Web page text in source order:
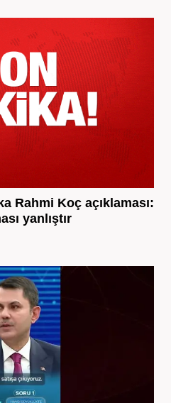
Rahmi Koç açıklaması:
yanlıştır